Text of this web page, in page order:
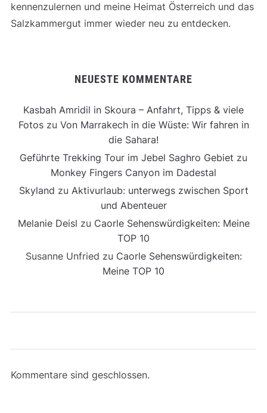
kennenzulernen und meine Heimat Österreich und das
Salzkammergut immer wieder neu zu entdecken.
NEUESTE KOMMENTARE
Kasbah Amridil in Skoura – Anfahrt, Tipps & viele
Fotoszu Von Marrakech in die Wüste: Wir fahren in
die Sahara!
Geführte Trekking Tour im Jebel Saghro Gebiet zu
Monkey Fingers Canyon im Dadestal
Skyland zu Aktivurlaub: unterwegs zwischen Sport
und Abenteuer
Melanie Deisl zu Caorle Sehenswürdigkeiten: Meine
TOP 10
Susanne Unfried zu Caorle Sehenswürdigkeiten:
Meine TOP 10
Kommentare sind geschlossen.